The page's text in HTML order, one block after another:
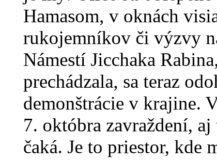
Hamasom, v oknách
rukojemníkov či výzvy
Námestí Jicchaka
prechádzala, sa teraz
demonštrácie v krajine.
7. októbra zavraždení,
čaká. Je to priestor, kde